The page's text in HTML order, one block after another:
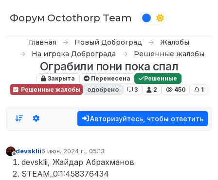
Форум Octothorp Team
Главная Новый Доброград
Жалобы
На игрока Доброграда
Решенные жалобы
Ограбили пони пока спал
Закрыта Перенесена
Решенные
Решенные жалобы
одобрено 3 2 450 1
Авторизуйтесь, чтобы ответить
Не в сети
devsklii6 июн. 2024 г., 05:13
отредактировано
devsklii, Жайдар Абрахманов
STEAM_0:1:458376434